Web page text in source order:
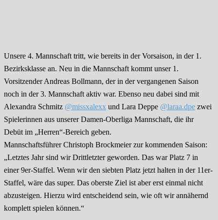
Unsere 4. Mannschaft tritt, wie bereits in der Vorsaison, in der 1.
Bezirksklasse an. Neu in die Mannschaft kommt unser 1.
Vorsitzender Andreas Bollmann, der in der vergangenen Saison
noch in der 3. Mannschaft aktiv war. Ebenso neu dabei sind mit
Alexandra Schmitz @missxalexx und Lara Deppe @laraa.dpe zwei
Spielerinnen aus unserer Damen-Oberliga Mannschaft, die ihr
Debüt im „Herren“-Bereich geben.
Mannschaftsführer Christoph Brockmeier zur kommenden Saison:
„Letztes Jahr sind wir Drittletzter geworden. Das war Platz 7 in
einer 9er-Staffel. Wenn wir den siebten Platz jetzt halten in der 11er-
Staffel, wäre das super. Das oberste Ziel ist aber erst einmal nicht
abzusteigen. Hierzu wird entscheidend sein, wie oft wir annähernd
komplett spielen können.“